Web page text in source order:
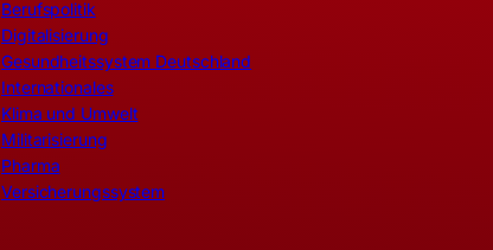
Berufspolitik
Digitalisierung
Gesundheitssystem Deutschland
Internationales
Klima und Umwelt
Militarisierung
Pharma
Versicherungssystem